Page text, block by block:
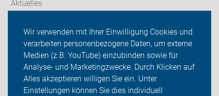
Wir verwenden mit Ihrer Einwilligung Cookies und
verarbeiten personenbezogene Daten, um externe
Medien (z.B. YouTube) einzubinden sowie für
Analyse- und Marketingzwecke. Durch Klicken auf
Alles akzeptieren willigen Sie ein. Unter
Einstellungen können Sie dies individuell
Aktuelles
Galerien
ADFC OG Diepholz
Sei dabei